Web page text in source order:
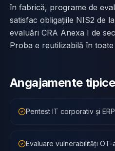
în fabrică, programe de
satisfac obligațiile NIS2 de
evaluări CRA Anexa I de
Proba e reutilizabilă în
Angajamente tipice
Pentest IT corporativ și ERP
Evaluare vulnerabilități